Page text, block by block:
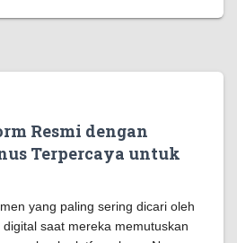
Resmi dengan
Terpercaya untuk
yang paling sering dicari oleh
saat mereka memutuskan